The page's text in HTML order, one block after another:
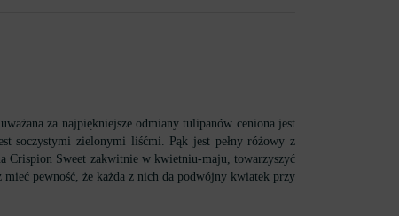
za najpiękniejsze odmiany tulipanów ceniona jest
soczystymi zielonymi liśćmi. Pąk jest pełny różowy z
Crispion Sweet zakwitnie w kwietniu-maju, towarzyszyć
pewność, że każda z nich da podwójny kwiatek przy